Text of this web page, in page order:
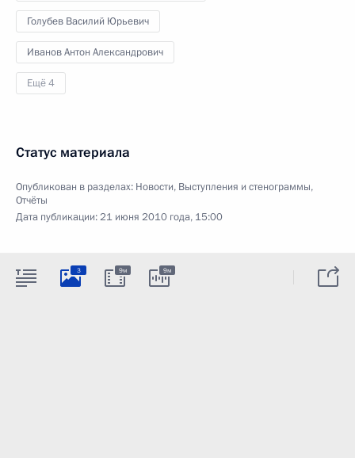
Голубев Василий Юрьевич
Иванов Антон Александрович
Ещё 4
Статус материала
Опубликован в разделах: Новости, Выступления и стенограммы,
Отчёты
Дата публикации:21 июня 2010 года, 15:00
3 9м 9м